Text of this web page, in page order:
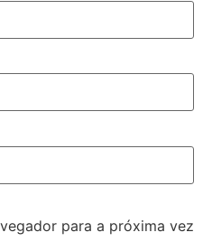
para a próxima vez